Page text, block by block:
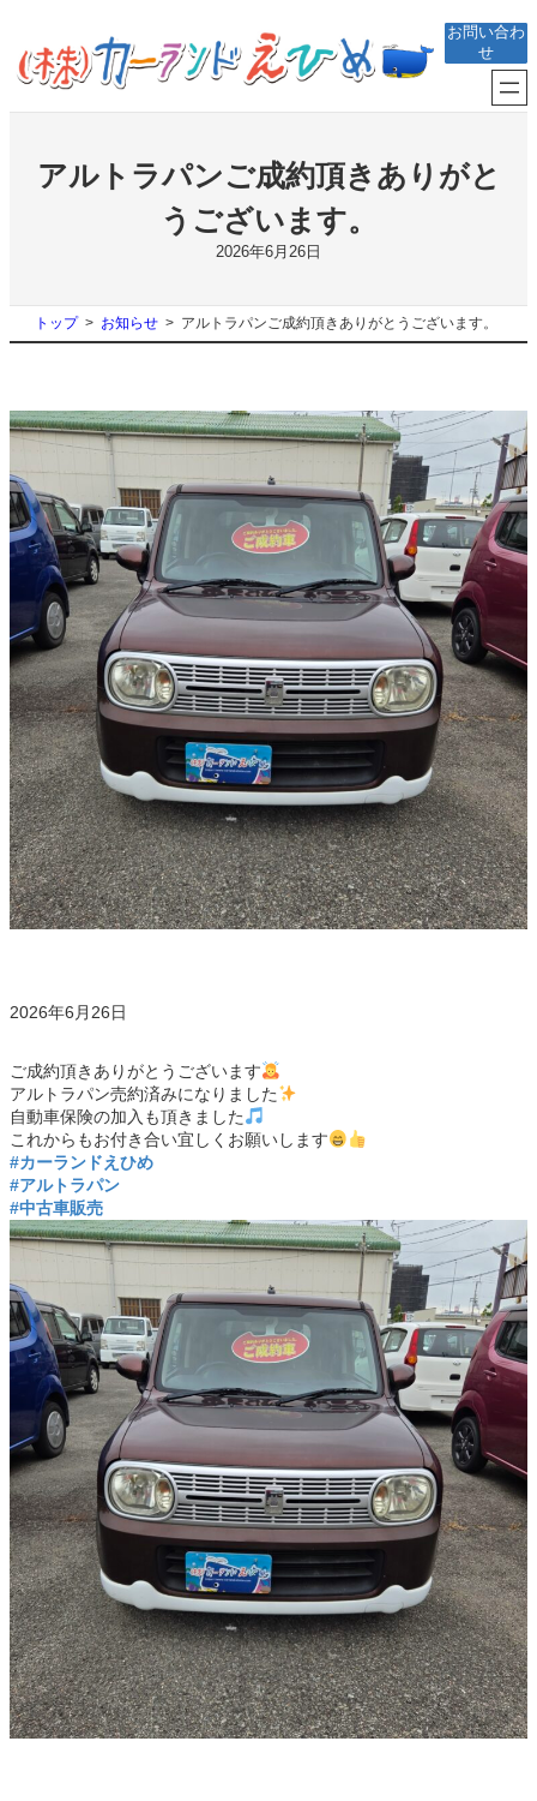
を
ス
キ
お問い合わ
せ
アルトラパンご成約頂きありがと
うございます。
2026年6月26日
トップ お知らせ アルトラパンご成約頂きありがとうございます。
2026年6月26日
ご成約頂きありがとうございます
アルトラパン売約済みになりました
自動車保険の加入も頂きました
これからもお付き合い宜しくお願いします
#カーランドえひめ
#アルトラパン
#中古車販売